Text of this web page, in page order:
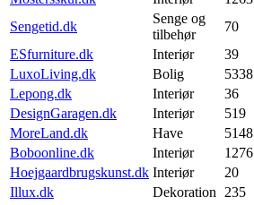
Sengetid.dk
Senge og
tilbehør
70
ESfurniture.dk
Interiør 39
LuxoLiving.dk
Bolig 5338
Lepong.dk
Interiør 36
DesignGaragen.dk
Interiør 519
MoreLand.dk
Have 5148
Boboonline.dk
Interiør 1276
Hoejgaardbrugskunst.dk Interiør 20
Illux.dk
Dekoration 235